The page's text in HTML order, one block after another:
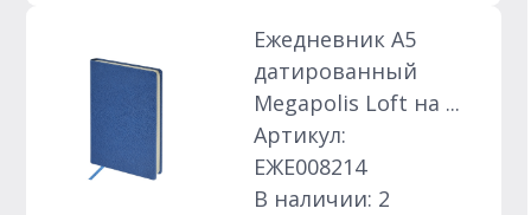
Ежедневник А5
датированный
Megapolis Loft на ...
Артикул:
ЕЖЕ008214
В наличии: 2